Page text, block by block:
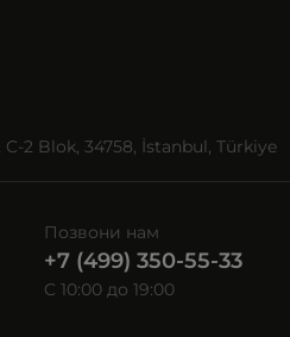
2 Blok, 34758, İstanbul, Türkiye
Позвони нам
+7 (499) 350-55-33
C 10:00 до 19:00